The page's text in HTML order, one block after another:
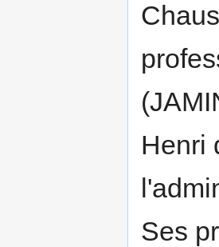
Henri
Ses